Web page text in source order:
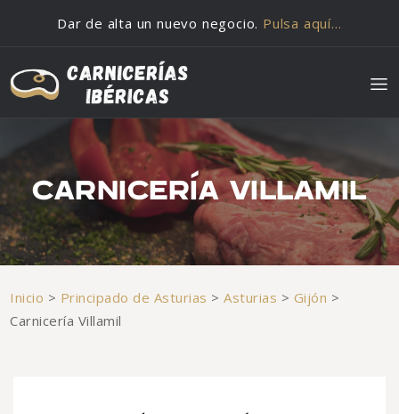
Dar de alta un nuevo negocio. Pulsa aquí…
CARNICERÍA VILLAMIL
Inicio > Principado de Asturias >Asturias > Gijón >
Carnicería Villamil